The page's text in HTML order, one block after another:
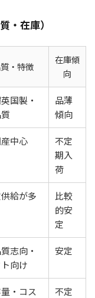
・在庫）
・特徴
在庫傾
向
国製・
品薄
傾向
中心
不定
期入
荷
給が多
比較
的安
定
志向・
向け
安定
・コス
不定